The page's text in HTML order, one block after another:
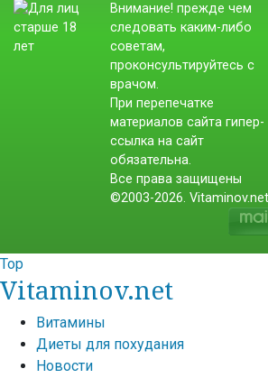
Внимание! прежде чем
следовать каким-либо
советам,
проконсультируйтесь с
врачом.
При перепечатке
материалов сайта гипер-
ссылка на сайт
обязательна.
Все права защищены
©2003-2026. Vitaminov.net
Top
Vitaminov.net
Витамины
Диеты для похудания
Новости